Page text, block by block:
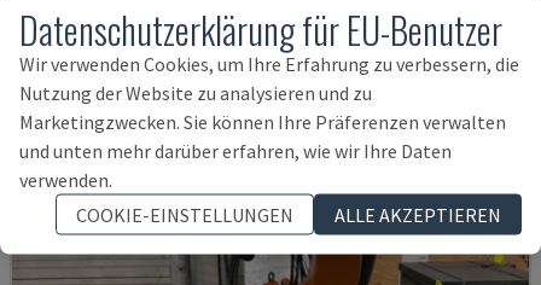
62.000 €
Datenschutzerklärung für EU-Benutzer
Wir verwenden Cookies, um Ihre Erfahrung zu verbessern, die
Nutzung der Website zu analysieren und zu
Marketingzwecken. Sie können Ihre Präferenzen verwalten
und unten mehr darüber erfahren, wie wir Ihre Daten
verwenden.
COOKIE-EINSTELLUNGEN
ALLE AKZEPTIEREN